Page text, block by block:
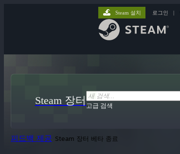
Steam 설치 로그인 |
Steam 장터 고급 검색
피드백 제공 Steam 장터 베타 종료